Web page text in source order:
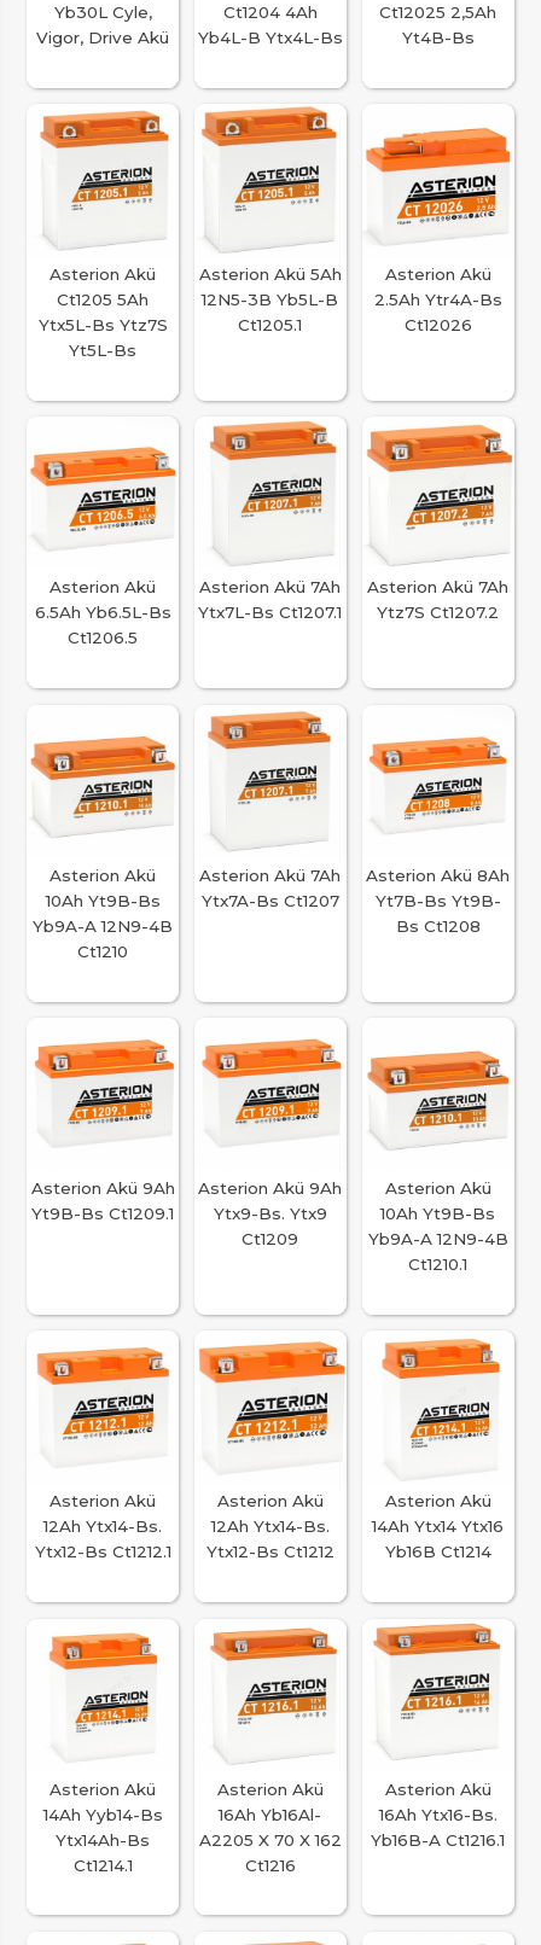
Yb30L Cyle,
Vigor, Drive Akü
Ct1204 4Ah
Yb4L-B Ytx4L-Bs
Ct12025 2,5Ah
Yt4B-Bs
Asterion Akü
Ct1205 5Ah
Ytx5L-Bs Ytz7S
Yt5L-Bs
Asterion Akü 5Ah
12N5-3B Yb5L-B
Ct1205.1
Asterion Akü
2.5Ah Ytr4A-Bs
Ct12026
Asterion Akü
6.5Ah Yb6.5L-Bs
Ct1206.5
Asterion Akü 7Ah
Ytx7L-Bs Ct1207.1
Asterion Akü 7Ah
Ytz7S Ct1207.2
Asterion Akü
10Ah Yt9B-Bs
Yb9A-A 12N9-4B
Ct1210
Asterion Akü 7Ah
Ytx7A-Bs Ct1207
Asterion Akü 8Ah
Yt7B-Bs Yt9B-
Bs Ct1208
Asterion Akü 9Ah
Yt9B-Bs Ct1209.1
Asterion Akü 9Ah
Ytx9-Bs. Ytx9
Ct1209
Asterion Akü
10Ah Yt9B-Bs
Yb9A-A 12N9-4B
Ct1210.1
Asterion Akü
12Ah Ytx14-Bs.
Ytx12-Bs Ct1212.1
Asterion Akü
12Ah Ytx14-Bs.
Ytx12-Bs Ct1212
Asterion Akü
14Ah Ytx14 Ytx16
Yb16B Ct1214
Asterion Akü
14Ah Yyb14-Bs
Ytx14Ah-Bs
Ct1214.1
Asterion Akü
16Ah Yb16Al-
A2205 X 70 X 162
Ct1216
Asterion Akü
16Ah Ytx16-Bs.
Yb16B-A Ct1216.1